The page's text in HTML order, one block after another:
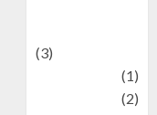
(3)
(1)
(2)